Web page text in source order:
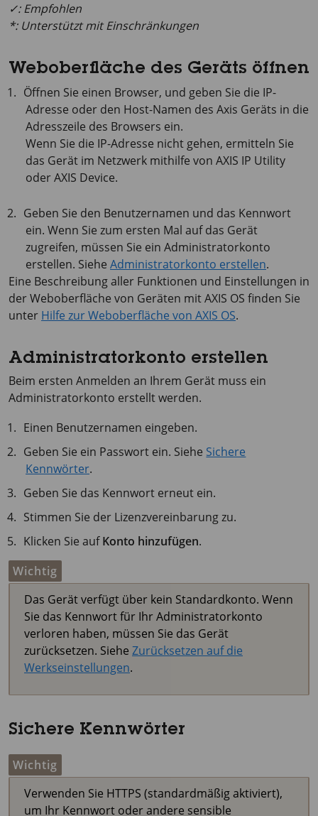
✓: Empfohlen
*: Unterstützt mit Einschränkungen
Weboberfläche des Geräts öffnen
Öffnen Sie einen Browser, und geben Sie die IP-
Adresse oder den Host-Namen des Axis Geräts in die
Adresszeile des Browsers ein.
Wenn Sie die IP-Adresse nicht gehen, ermitteln Sie
das Gerät im Netzwerk mithilfe von AXIS IP Utility
oderAXIS Device.
Geben Sie den Benutzernamen und das Kennwort
ein. Wenn Sie zum ersten Mal auf das Gerät
zugreifen, müssen Sie ein Administratorkonto
erstellen. Siehe Administratorkonto erstellen.
Eine Beschreibung aller Funktionen und Einstellungen in
der Weboberfläche von Geräten mitAXIS OS finden Sie
unter Hilfe zur Weboberfläche von AXIS OS.
Administratorkonto erstellen
Beim ersten Anmelden an Ihrem Gerät muss ein
Administratorkonto erstellt werden.
Einen Benutzernamen eingeben.
Geben Sie ein Passwort ein. Siehe Sichere
Kennwörter.
Geben Sie das Kennwort erneut ein.
Stimmen Sie der Lizenzvereinbarung zu.
Klicken Sie aufKonto hinzufügen.
Wichtig
Das Gerät verfügt über kein Standardkonto. Wenn
Sie das Kennwort für Ihr Administratorkonto
verloren haben, müssen Sie das Gerät
zurücksetzen. Siehe Zurücksetzen auf die
Werkseinstellungen.
Sichere Kennwörter
Wichtig
Verwenden Sie HTTPS (standardmäßig aktiviert),
um Ihr Kennwort oder andere sensible